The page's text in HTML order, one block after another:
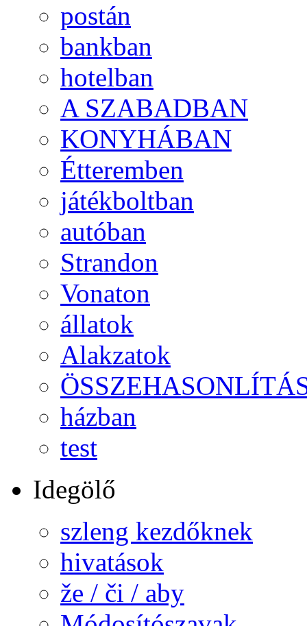
postán
bankban
hotelban
A SZABADBAN
KONYHÁBAN
Étteremben
játékboltban
autóban
Strandon
Vonaton
állatok
Alakzatok
házban
test
Idegölő
szleng kezdőknek
hivatások
že / či / aby